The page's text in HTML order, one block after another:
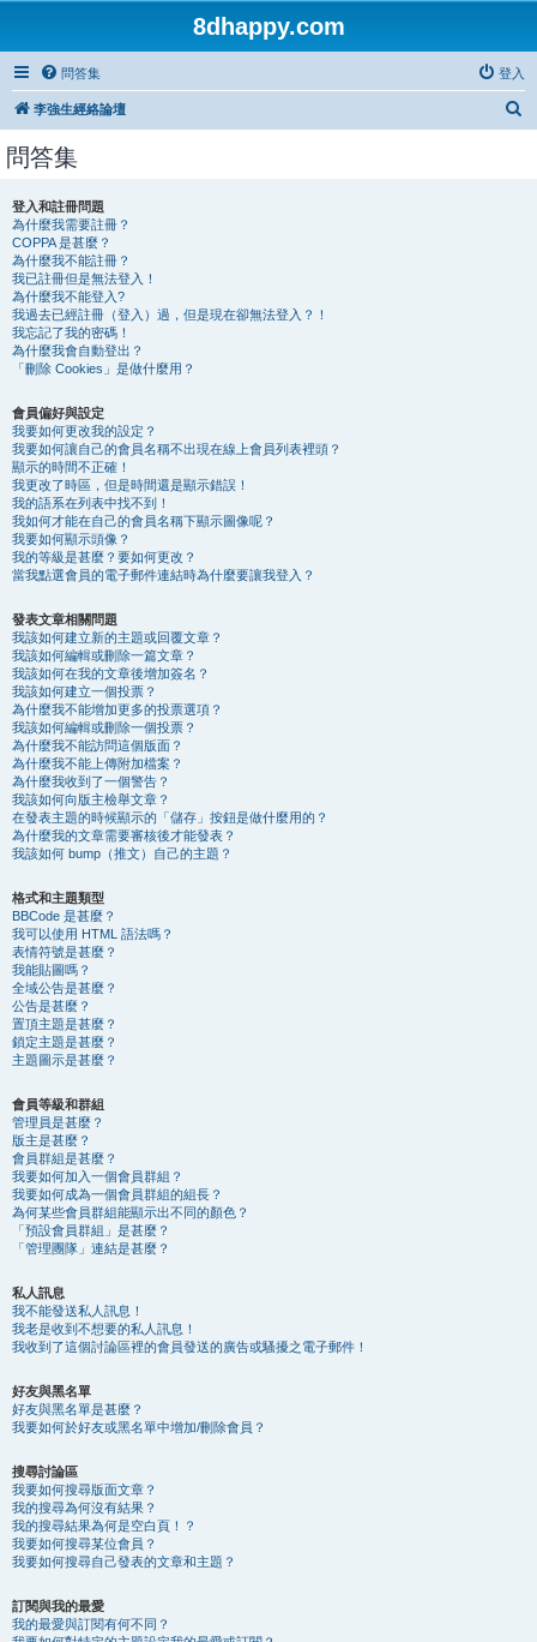
8dhappy.com
問答集 登入
李強生經絡論壇
問答集
登入和註冊問題
為什麼我需要註冊？
COPPA 是甚麼？
為什麼我不能註冊？
我已註冊但是無法登入！
為什麼我不能登入?
我過去已經註冊（登入）過，但是現在卻無法登入？！
我忘記了我的密碼！
為什麼我會自動登出？
「刪除 Cookies」是做什麼用？
會員偏好與設定
我要如何更改我的設定？
我要如何讓自己的會員名稱不出現在線上會員列表裡頭？
顯示的時間不正確！
我更改了時區，但是時間還是顯示錯誤！
我的語系在列表中找不到！
我如何才能在自己的會員名稱下顯示圖像呢？
我要如何顯示頭像？
我的等級是甚麼？要如何更改？
當我點選會員的電子郵件連結時為什麼要讓我登入？
發表文章相關問題
我該如何建立新的主題或回覆文章？
我該如何編輯或刪除一篇文章？
我該如何在我的文章後增加簽名？
我該如何建立一個投票？
為什麼我不能增加更多的投票選項？
我該如何編輯或刪除一個投票？
為什麼我不能訪問這個版面？
為什麼我不能上傳附加檔案？
為什麼我收到了一個警告？
我該如何向版主檢舉文章？
在發表主題的時候顯示的「儲存」按鈕是做什麼用的？
為什麼我的文章需要審核後才能發表？
我該如何 bump（推文）自己的主題？
格式和主題類型
BBCode 是甚麼？
我可以使用 HTML 語法嗎？
表情符號是甚麼？
我能貼圖嗎？
全域公告是甚麼？
公告是甚麼？
置頂主題是甚麼？
鎖定主題是甚麼？
主題圖示是甚麼？
會員等級和群組
管理員是甚麼？
版主是甚麼？
會員群組是甚麼？
我要如何加入一個會員群組？
我要如何成為一個會員群組的組長？
為何某些會員群組能顯示出不同的顏色？
「預設會員群組」是甚麼？
「管理團隊」連結是甚麼？
私人訊息
我不能發送私人訊息！
我老是收到不想要的私人訊息！
我收到了這個討論區裡的會員發送的廣告或騷擾之電子郵件！
好友與黑名單
好友與黑名單是甚麼？
我要如何於好友或黑名單中增加/刪除會員？
搜尋討論區
我要如何搜尋版面文章？
我的搜尋為何沒有結果？
我的搜尋結果為何是空白頁！？
我要如何搜尋某位會員？
我要如何搜尋自己發表的文章和主題？
訂閱與我的最愛
我的最愛與訂閱有何不同？